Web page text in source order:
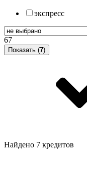
экспресс
67
Показать (7)
Найдено 7 кредитов